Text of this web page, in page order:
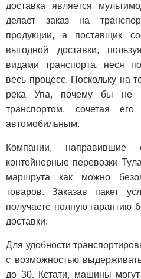
доставка является
делает заказ на
продукции, а поставщик
выгодной доставки,
видами транспорта, неся
весь процесс. Поскольку на
река Упа, почему бы не
транспортом, сочетая
автомобильным.
Компании, направившие
контейнерные перевозки
маршрута как можно
товаров. Заказав пакет
получаете полную гарантию
доставки.
Для удобности
с возможностью
до 30. Кстати, машины могут